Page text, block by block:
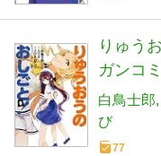
りゅう
ガンコ
白鳥士郎
び
77